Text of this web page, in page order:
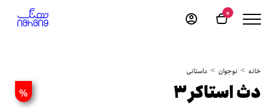
0
خانه نوجوان داستانی
% دث استاکر 3